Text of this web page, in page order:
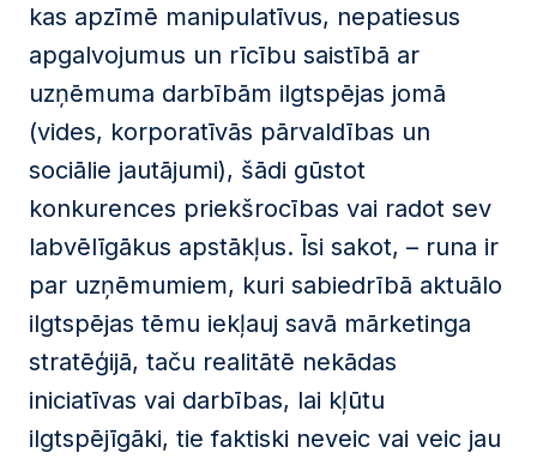
kas apzīmē manipulatīvus, nepatiesus
apgalvojumus un rīcību saistībā ar
uzņēmuma darbībām ilgtspējas jomā
(vides, korporatīvās pārvaldības un
sociālie jautājumi), šādi gūstot
konkurences priekšrocības vai radot sev
labvēlīgākus apstākļus. Īsi sakot, – runa ir
par uzņēmumiem, kuri sabiedrībā aktuālo
ilgtspējas tēmu iekļauj savā mārketinga
stratēģijā, taču realitātē nekādas
iniciatīvas vai darbības, lai kļūtu
ilgtspējīgāki, tie faktiski neveic vai veic jau